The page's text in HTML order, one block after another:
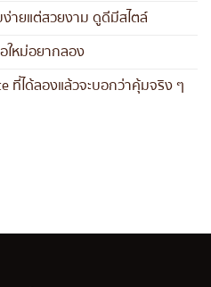
ายแต่สวยงาม ดูดีมีสไตล์
ใหม่อยากลอง
ที่ได้ลองแล้วจะบอกว่าคุ้มจริง ๆ